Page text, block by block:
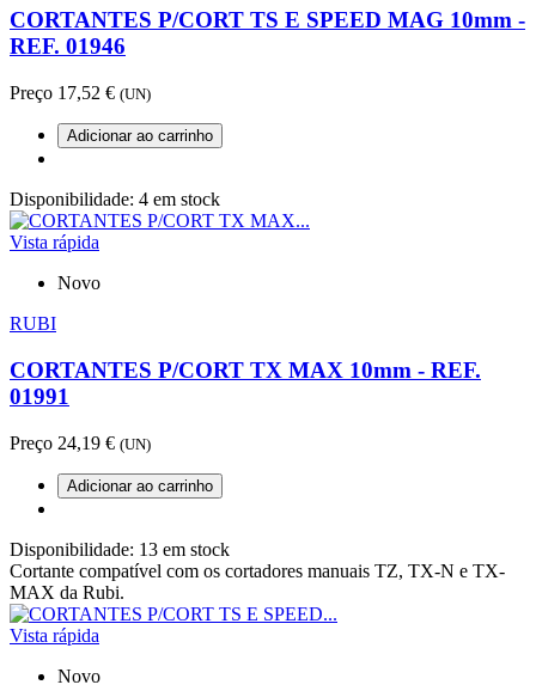
CORTANTES P/CORT TS E SPEED MAG 10mm -
REF. 01946
Preço 17,52 € (UN)
Adicionar ao carrinho
Disponibilidade: 4 em stock
Vista rápida
Novo
RUBI
CORTANTES P/CORT TX MAX 10mm - REF.
01991
Preço 24,19 € (UN)
Adicionar ao carrinho
Disponibilidade: 13 em stock
Cortante compatível com os cortadores manuais TZ, TX-N e TX-
MAX da Rubi.
Vista rápida
Novo